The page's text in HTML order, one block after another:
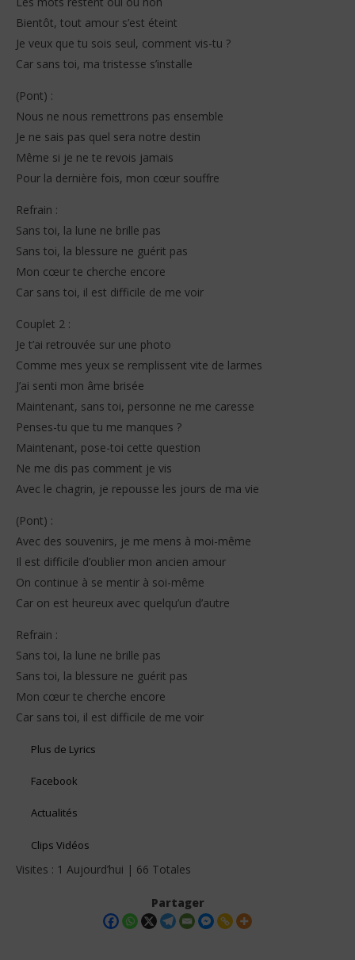
Bientôt, tout amour s’est éteint
Je veux que tu sois seul, comment vis-tu ?
Car sans toi, ma tristesse s’installe
(Pont) :
Nous ne nous remettrons pas ensemble
Je ne sais pas quel sera notre destin
Même si je ne te revois jamais
Pour la dernière fois, mon cœur souffre
Refrain :
Sans toi, la lune ne brille pas
Sans toi, la blessure ne guérit pas
Mon cœur te cherche encore
Car sans toi, il est difficile de me voir
Couplet 2 :
Je t’ai retrouvée sur une photo
Comme mes yeux se remplissent vite de larmes
J’ai senti mon âme brisée
Maintenant, sans toi, personne ne me caresse
Penses-tu que tu me manques ?
Maintenant, pose-toi cette question
Ne me dis pas comment je vis
Avec le chagrin, je repousse les jours de ma vie
(Pont) :
Avec des souvenirs, je me mens à moi-même
Il est difficile d’oublier mon ancien amour
On continue à se mentir à soi-même
Car on est heureux avec quelqu’un d’autre
Refrain :
Sans toi, la lune ne brille pas
Sans toi, la blessure ne guérit pas
Mon cœur te cherche encore
Car sans toi, il est difficile de me voir
Plus de Lyrics
Facebook
Actualités
Clips Vidéos
Visites : 1 Aujourd’hui | 66 Totales
Partager